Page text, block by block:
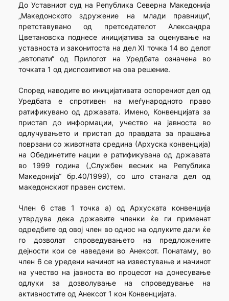
До Уставниот суд на Република Северна Македонија
„Македонското здружение на млади правници“,
претставувано од претседателот Александра
Цветановска поднесе иницијатива за оценување на
уставноста и законитоста на дел XI точка 14 во делот
„автопати“ од Прилогот на Уредбата означена во
точката 1 од диспозитивот на ова решение.
Според наводите во иницијативата оспорениот дел од
Уредбата е спротивен на меѓународното право
ратификувано од државата. Имено, Конвенцијата за
пристап до информации, учество на јавноста во
одлучувањето и пристап до правдата за прашања
поврзани со животната средина (Архуска конвенција)
на Обединетите нации е ратификувана од државата
во 1999 година („Службен весник на Република
Македонија“ бр.40/1999), со што станала дел од
македонскиот правен систем.
Член 6 став 1 точка а) од Архуската конвенција
утврдува дека државите членки ќе ги применат
одредбите од овој член во однос на одлуките дали ќе
го дозволат спроведувањето на предложените
дејности кои се наведени во Анексот. Понатаму, во
член 6 се уредени начинот на известување и начинот
на учество на јавноста во процесот на донесување
одлуки за дозволување на спроведување на
активностите од Анексот 1 кон Конвенцијата.